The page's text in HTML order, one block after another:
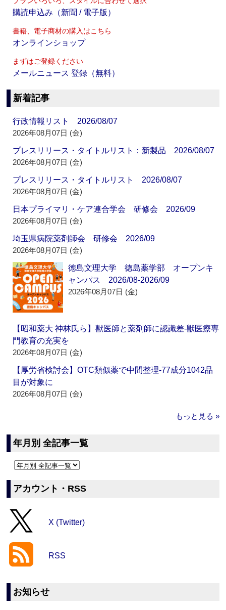
購読申込み（新聞 / 電子版）
書籍、電子商材の購入はこちら
オンラインショップ
まずはご登録ください
メールニュース 登録（無料）
新着記事
行政情報リスト 2026/08/07
2026年08月07日 (金)
プレスリリース・タイトルリスト：新製品 2026/08/07
2026年08月07日 (金)
プレスリリース・タイトルリスト 2026/08/07
2026年08月07日 (金)
日本プライマリ・ケア連合学会 研修会 2026/09
2026年08月07日 (金)
埼玉県病院薬剤師会 研修会 2026/09
2026年08月07日 (金)
徳島文理大学 徳島薬学部 オープンキ
ャンパス 2026/08-2026/09
2026年08月07日 (金)
【昭和薬大 神林氏ら】獣医師と薬剤師に認識差‐獣医療専
門教育の充実を
2026年08月07日 (金)
【厚労省検討会】OTC類似薬で中間整理‐77成分1042品
目が対象に
2026年08月07日 (金)
もっと見る »
年月別 全記事一覧
アカウント・RSS
X (Twitter)
RSS
お知らせ